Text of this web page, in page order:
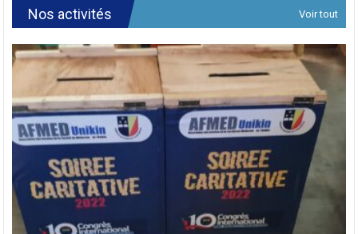
Révision
Textes
Statutaires
de
l’AFMED
en
sigle
COMREV.
Nos activités Voir tout